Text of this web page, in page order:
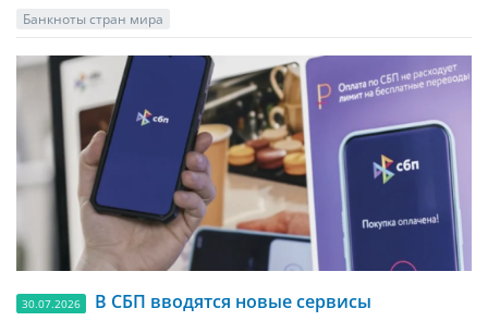
Банкноты стран мира
30.07.2026 В СБП вводятся новые сервисы